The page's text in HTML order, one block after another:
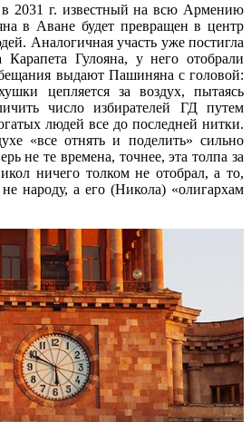
2031 г. известный на всю Армению
в Аване будет превращен в центр
Аналогичная участь уже постигла
Карапета Гулояна, у него отобрали
выдают Пашиняна с головой:
цепляется за воздух, пытаясь
число избирателей ГД путем
людей все до последней нитки.
«все отнять и поделить» сильно
не те времена, точнее, эта толпа за
ничего толком не отобрал, а то,
не народу, а его (Никола) «олигархам